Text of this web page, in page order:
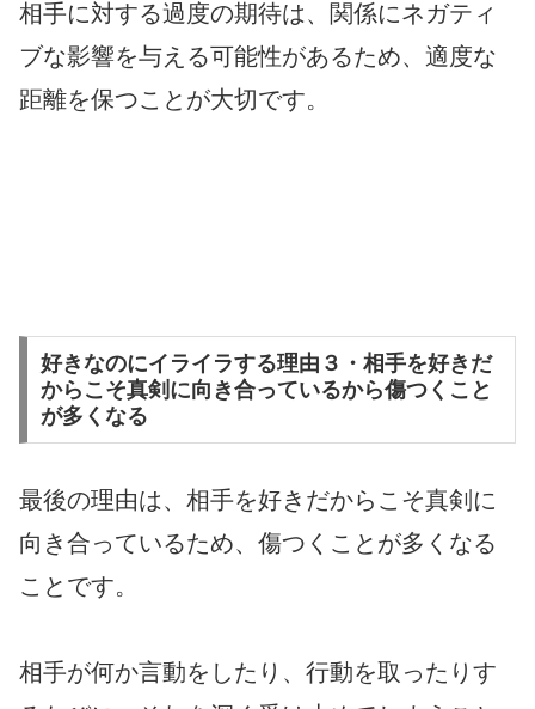
相手に対する過度の期待は、関係にネガティ
ブな影響を与える可能性があるため、適度な
距離を保つことが大切です。
好きなのにイライラする理由３・相手を好きだ
からこそ真剣に向き合っているから傷つくこと
が多くなる
最後の理由は、相手を好きだからこそ真剣に
向き合っているため、傷つくことが多くなる
ことです。
相手が何か言動をしたり、行動を取ったりす